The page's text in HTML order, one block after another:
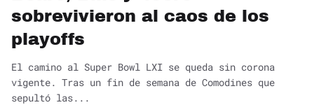
sobrevivieron al caos de los
playoffs
El camino al Super Bowl LXI se queda sin corona
vigente. Tras un fin de semana de Comodines que
sepultó las...